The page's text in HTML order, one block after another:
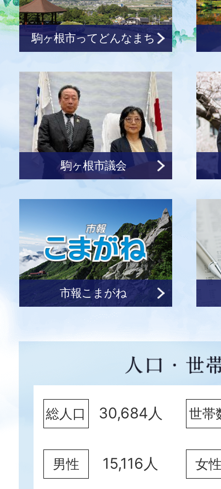
30日（日曜日）】
2026年07月30日
お知らせ
（売家167）
2026年07月30日
お知らせ
空き家バンクに新しい物件
（売家160）
2026年07月29日
【まちの健康づくり協力店
載しました
2026年07月29日
イベント
「ウェーブリングヨガ講座
月～12月】
2026年07月28日
2026年07月28日
お知らせ
市報こまがね8月号を発行し
2026年07月28日
お知らせ
市長コラム「雑記帳」を更
駒ヶ根市ってどんなまち
駒ヶ根市議会
市報こまがね
総人口 30,684人 世帯
男性 15,116人 女